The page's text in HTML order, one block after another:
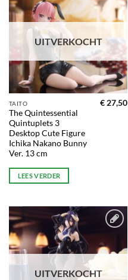
Toevoegen
aan
verlanglijst
UITVERKOCHT
TAITO
The Quintessential
Quintuplets 3
Desktop Cute Figure
Ichika Nakano Bunny
Ver. 13 cm
€ 27,50
LEES VERDER
Toevoegen
aan
verlanglijst
UITVERKOCHT